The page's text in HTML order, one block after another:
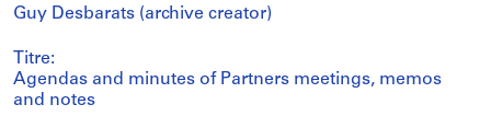
Guy Desbarats (archive creator)
Titre:
Agendas and minutes of Partners meetings, memos
and notes